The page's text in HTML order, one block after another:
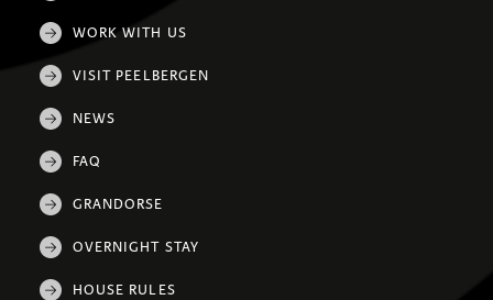
WORK WITH US
VISIT PEELBERGEN
NEWS
FAQ
GRANDORSE
OVERNIGHT STAY
HOUSE RULES